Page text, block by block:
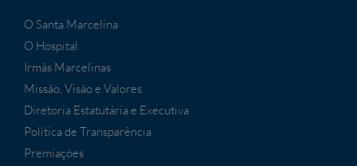
O Santa Marcelina
O Hospital
Irmãs Marcelinas
Missão, Visão e Valores
Diretoria Estatutária e Executiva
Política de Transparência
Premiações